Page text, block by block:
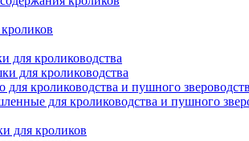
для кролиководства
для кролиководства
кролиководства и пушного
для кролиководства и пушного
для кроликов